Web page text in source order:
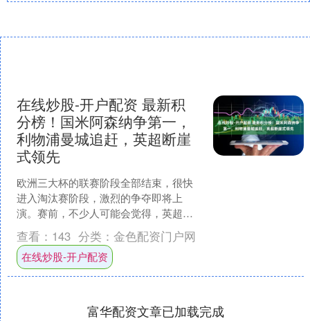
在线炒股-开户配资 最新积
分榜！国米阿森纳争第一，
利物浦曼城追赶，英超断崖
式领先
欧洲三大杯的联赛阶段全部结束，很快
进入淘汰赛阶段，激烈的争夺即将上
演。赛前，不少人可能会觉得，英超创
造历史，有9支球队参赛，也许会影响整
体的排名。没有想到的是，....
查看： 143 分类： 金色配资门户网
在线炒股-开户配资
富华配资文章已加载完成